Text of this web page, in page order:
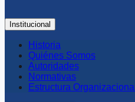
Institucional
Historia
Quiénes Somos
Autoridades
Normativas
Estructura Organizacional